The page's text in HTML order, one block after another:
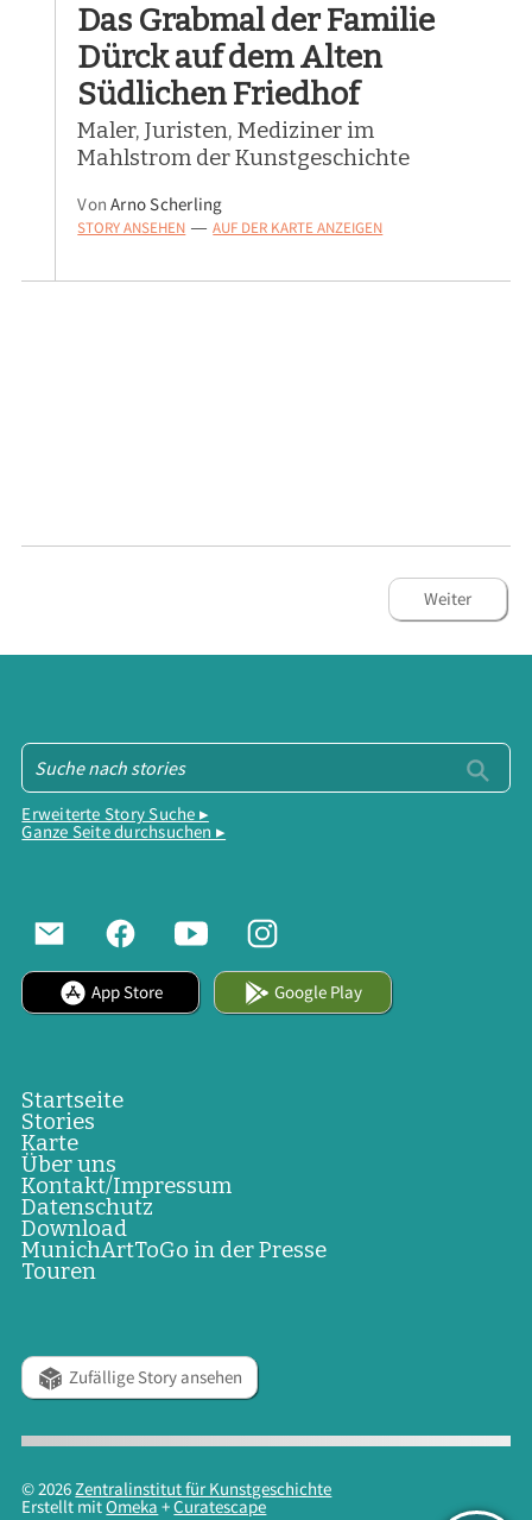
Das Grabmal der Familie
Dürck auf dem Alten
Südlichen Friedhof
Maler, Juristen, Mediziner im
Mahlstrom der Kunstgeschichte
VonArno Scherling
STORY ANSEHEN — AUF DER KARTE ANZEIGEN
Weiter
Erweiterte Story Suche ▸
Ganze Seite durchsuchen ▸
App Store Google Play
Startseite
Stories
Karte
Über uns
Kontakt/Impressum
Datenschutz
Download
MunichArtToGo in der Presse
Touren
Zufällige Story ansehen
© 2026 Zentralinstitut für Kunstgeschichte
Erstellt mitOmeka +Curatescape